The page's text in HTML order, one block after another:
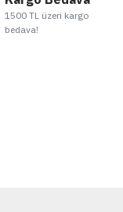
1500 TL üzeri kargo
bedava!